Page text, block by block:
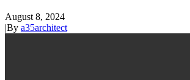
August 8, 2024
|By a35architect